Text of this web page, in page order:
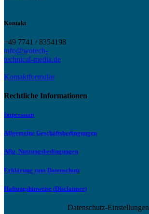
Kontakt
+49 7741 / 8354198
info@wotech-
technical-media.de
Kontaktformular
Rechtliche Informationen
Impressum
Allgemeine Geschäftsbedingungen
Allg. Nutzungsbedingungen
Erklärung zum Datenschutz
Haftungshinweise (Disclaimer)
Datenschutz-Einstellungen